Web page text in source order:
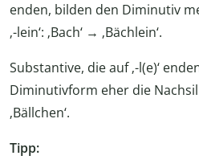
enden, bilden den Diminutiv
‚-lein‘: ‚Bach‘ → ‚Bächlein‘.
Substantive, die auf ‚-l(e)‘
Diminutivform eher die
‚Bällchen‘.
Tipp: